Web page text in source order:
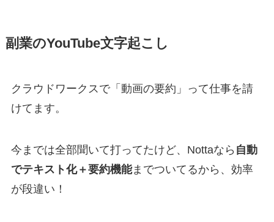
副業のYouTube文字起こし
クラウドワークスで「動画の要約」って仕事を請
けてます。
今までは全部聞いて打ってたけど、Nottaなら 自動
でテキスト化＋要約機能までついてるから、効率
が段違い！